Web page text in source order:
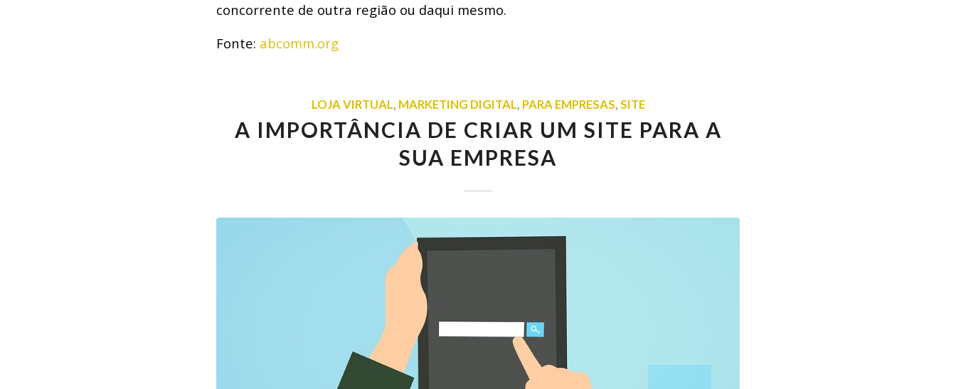
concorrente de outra região ou daqui mesmo.
Fonte: abcomm.org
LOJA VIRTUAL, MARKETING DIGITAL, PARA EMPRESAS, SITE
A IMPORTÂNCIA DE CRIAR UM SITE PARA A
SUA EMPRESA